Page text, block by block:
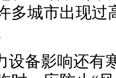
多城市出现过
设备影响还有